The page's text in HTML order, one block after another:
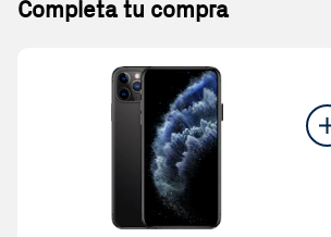
Completa tu compra